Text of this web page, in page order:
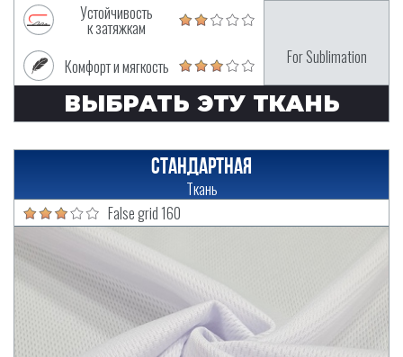
Устойчивость
к затяжкам
Комфорт и мягкость
For Sublimation
ВЫБРАТЬ ЭТУ ТКАНЬ
Стандартная
Ткань
False grid 160